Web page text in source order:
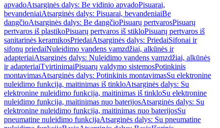
apvadoAtsarginės dalys: Be vidinio apvadoPisuarai,
bevandeniaiAtsarginės dalys: Pisuarai, bevandeniaiBe
dangčioAtsarginės dalys: Be dangčioPisuarų pertvarosPisuarų
pertvaros iš plastikoPisuarų pertvaros iš stikloPisuarų pertvaros iš
sanitarinės keramikosPriedaiAtsarginės dalys: PriedaiSifonai ir
sifonų priedaiNuleidimo vandens vamzdžiai, alkūnės ir
adapteriaiAtsarginės dalys: Nuleidimo vandens vamzdžiai, alkūnės
ir adapteriaiTvirtinimaiPisuarų valdymo sistemosPotinkinis
montavimasAtsarginės dalys: Potinkinis montavimasSu elektronine
nuleidimo funkcija, maitinimas iš tinkloAtsarginės dalys: Su
elektronine nuleidimo funkcija, maitinimas iš tinkloSu elektronine
nuleidimo funkcija, maitinimas nuo baterijosAtsarginės dalys: Su
elektronine nuleidimo funkcija, maitinimas nuo baterijosSu
pneumatine nuleidimo funkcijaAtsarginės dalys: Su pneumatine